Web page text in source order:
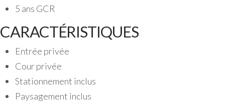
5 ans GCR
CARACTÉRISTIQUES
Entrée privée
Cour privée
Stationnement inclus
Paysagement inclus